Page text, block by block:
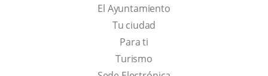
El Ayuntamiento
Tu ciudad
Para ti
TurismoThis